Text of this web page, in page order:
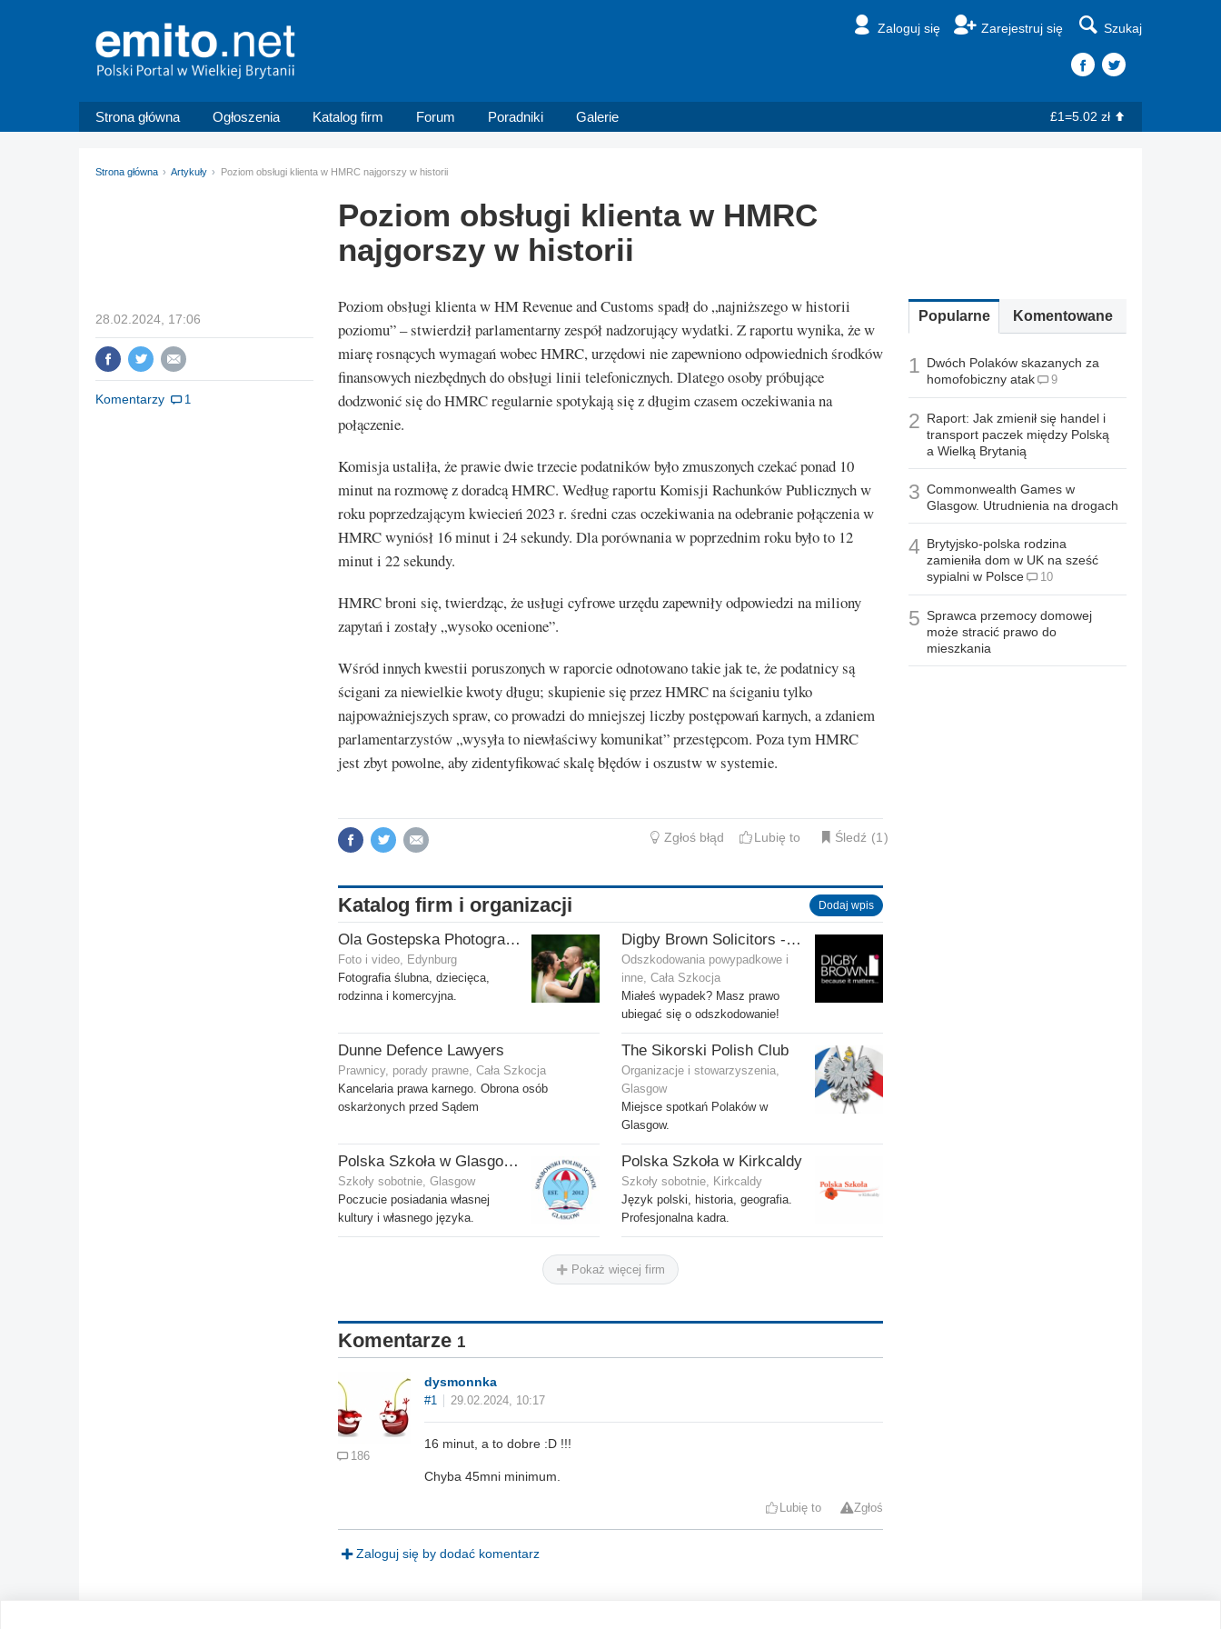
Zaloguj się Zarejestruj się Szukaj
Strona główna Ogłoszenia Katalog firm Forum Poradniki Galerie £1=5.02 zł
Strona główna Artykuły Poziom obsługi klienta w HMRC najgorszy w historii
Poziom obsługi klienta w HMRC
najgorszy w historii
28.02.2024, 17:06
Komentarzy 1
Poziom obsługi klienta w HM Revenue and Customs spadł do „najniższego w historii
poziomu” – stwierdził parlamentarny zespół nadzorujący wydatki. Z raportu wynika, że w
miarę rosnących wymagań wobec HMRC, urzędowi nie zapewniono odpowiednich środków
finansowych niezbędnych do obsługi linii telefonicznych. Dlatego osoby próbujące
dodzwonić się do HMRC regularnie spotykają się z długim czasem oczekiwania na
połączenie.
Komisja ustaliła, że prawie dwie trzecie podatników było zmuszonych czekać ponad 10
minut na rozmowę z doradcą HMRC. Według raportu Komisji Rachunków Publicznych w
roku poprzedzającym kwiecień 2023 r. średni czas oczekiwania na odebranie połączenia w
HMRC wyniósł 16 minut i 24 sekundy. Dla porównania w poprzednim roku było to 12
minut i 22 sekundy.
HMRC broni się, twierdząc, że usługi cyfrowe urzędu zapewniły odpowiedzi na miliony
zapytań i zostały „wysoko ocenione”.
Wśród innych kwestii poruszonych w raporcie odnotowano takie jak te, że podatnicy są
ścigani za niewielkie kwoty długu; skupienie się przez HMRC na ściganiu tylko
najpoważniejszych spraw, co prowadzi do mniejszej liczby postępowań karnych, a zdaniem
parlamentarzystów „wysyła to niewłaściwy komunikat” przestępcom. Poza tym HMRC
jest zbyt powolne, aby zidentyfikować skalę błędów i oszustw w systemie.
Popularne Komentowane
1 Dwóch Polaków skazanych za
homofobiczny atak
9
2 Raport: Jak zmienił się handel i
transport paczek między Polską
a Wielką Brytanią
3 Commonwealth Games w
Glasgow. Utrudnienia na drogach
4 Brytyjsko-polska rodzina
zamieniła dom w UK na sześć
sypialni w Polsce
10
5 Sprawca przemocy domowej
może stracić prawo do
mieszkania
Zgłoś błąd Lubię to Śledź 1
Katalog firm i organizacji Dodaj wpis
Ola Gostepska Photography
Foto i video, Edynburg
Fotografia ślubna, dziecięca,
rodzinna i komercyjna.
Digby Brown Solicitors - Odszkodowania w Szkocji
Odszkodowania powypadkowe i
inne, Cała Szkocja
Miałeś wypadek? Masz prawo
ubiegać się o odszkodowanie!
Dunne Defence Lawyers
Prawnicy, porady prawne, Cała Szkocja
Kancelaria prawa karnego. Obrona osób
oskarżonych przed Sądem
The Sikorski Polish Club
Organizacje i stowarzyszenia,
Glasgow
Miejsce spotkań Polaków w
Glasgow.
Polska Szkoła w Glasgow im. gen. Stanisława Sosabowskiego
Szkoły sobotnie, Glasgow
Poczucie posiadania własnej
kultury i własnego języka.
Polska Szkoła w Kirkcaldy
Szkoły sobotnie, Kirkcaldy
Język polski, historia, geografia.
Profesjonalna kadra.
Pokaż więcej firm
Komentarze 1
186
dysmonnka
#1 29.02.2024, 10:17
16 minut, a to dobre :D !!!
Chyba 45mni minimum.
Lubię to Zgłoś
Zaloguj się by dodać komentarz